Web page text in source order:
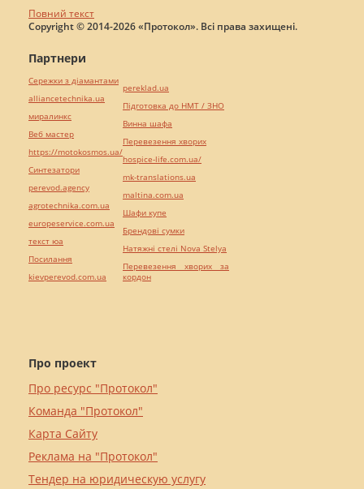
Повний текст
Copyright © 2014-2026 «Протокол». Всі права захищені.
Про проект
Про ресурс "Протокол"
Команда "Протокол"
Карта Сайту
Реклама на "Протокол"
Тендер на юридическую услугу
Партнери
Сережки з діамантами
alliancetechnika.ua
миралинкс
Веб мастер
https://motokosmos.ua/
Синтезатори
perevod.agency
agrotechnika.com.ua
europeservice.com.ua
текст юа
Посилання
kievperevod.com.ua
pereklad.ua
Підготовка до НМТ / ЗНО
Винна шафа
Перевезення хворих
hospice-life.com.ua/
mk-translations.ua
maltina.com.ua
Шафи купе
Брендові сумки
Натяжні стелі Nova Stelya
Перевезення хворих за
кордон